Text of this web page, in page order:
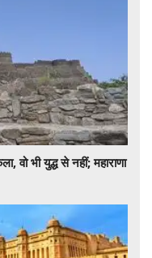
वो भी युद्ध से नहीं; महाराणा